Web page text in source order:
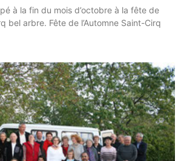
à la fin du mois d’octobre à la fête de
bel arbre. Fête de l’Automne Saint-Cirq